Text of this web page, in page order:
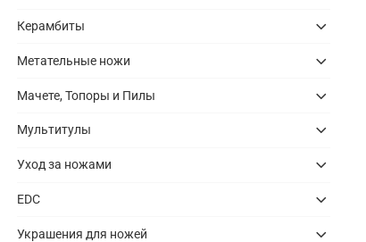
Керамбиты
Метательные ножи
Мачете, Топоры и Пилы
Мультитулы
Уход за ножами
EDC
Украшения для ножей